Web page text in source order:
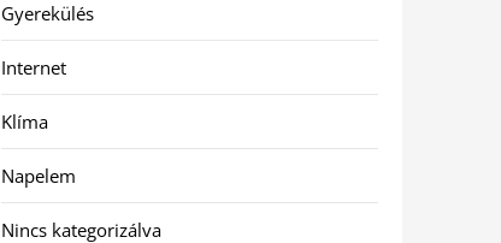
Gyerekülés
Internet
Klíma
Napelem
Nincs kategorizálva